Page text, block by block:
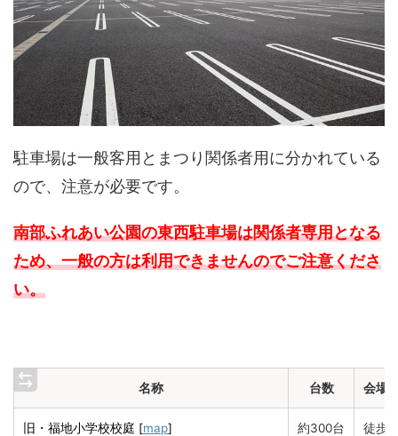
駐車場は一般客用とまつり関係者用に分かれている
ので、注意が必要です。
南部ふれあい公園の東西駐車場は関係者専用となる
ため、一般の方は利用できませんのでご注意くださ
い。
名称 台数 会場
旧・福地小学校校庭 [map] 約300台 徒歩